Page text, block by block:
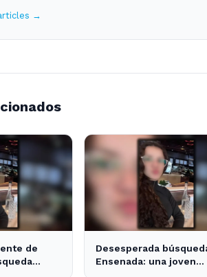
→
de
Desesperada
Ensenada: una joven